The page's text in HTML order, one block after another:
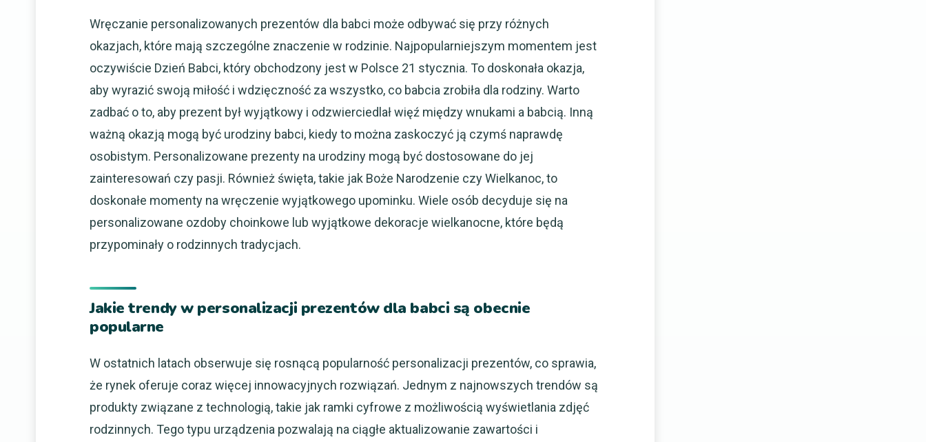
Wręczanie personalizowanych prezentów dla babci może odbywać się przy różnych
okazjach, które mają szczególne znaczenie w rodzinie. Najpopularniejszym momentem jest
oczywiście Dzień Babci, który obchodzony jest w Polsce 21 stycznia. To doskonała okazja,
aby wyrazić swoją miłość i wdzięczność za wszystko, co babcia zrobiła dla rodziny. Warto
zadbać o to, aby prezent był wyjątkowy i odzwierciedlał więź między wnukami a babcią. Inną
ważną okazją mogą być urodziny babci, kiedy to można zaskoczyć ją czymś naprawdę
osobistym. Personalizowane prezenty na urodziny mogą być dostosowane do jej
zainteresowań czy pasji. Również święta, takie jak Boże Narodzenie czy Wielkanoc, to
doskonałe momenty na wręczenie wyjątkowego upominku. Wiele osób decyduje się na
personalizowane ozdoby choinkowe lub wyjątkowe dekoracje wielkanocne, które będą
przypominały o rodzinnych tradycjach.
Jakie trendy w personalizacji prezentów dla babci są obecnie
popularne
W ostatnich latach obserwuje się rosnącą popularność personalizacji prezentów, co sprawia,
że rynek oferuje coraz więcej innowacyjnych rozwiązań. Jednym z najnowszych trendów są
produkty związane z technologią, takie jak ramki cyfrowe z możliwością wyświetlania zdjęć
rodzinnych. Tego typu urządzenia pozwalają na ciągłe aktualizowanie zawartości i